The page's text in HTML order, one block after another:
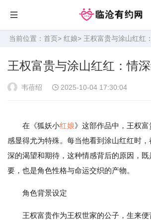
当前位置： 首页> 红娘> 王权富贵与涂山红红
王权富贵与涂山红红：情
韦蓓绍 2025-10-04 17:30:04
在《狐妖小红娘》这部作品中，王权
感显得尤为特殊。每当他看到涂山红红时
深的渴望和期待，这种情感背后的原因，
要，也是角色性格与命运交织的产物。
角色背景设定
王权富贵作为王权世家的公子，生来